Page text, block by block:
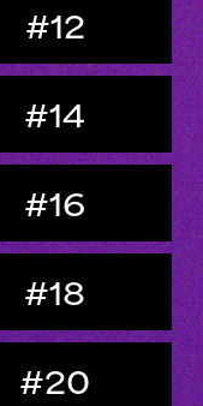
#12
#14
#16
#18
#20